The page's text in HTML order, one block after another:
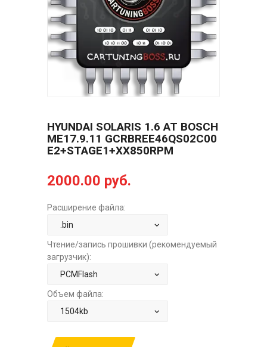
HYUNDAI SOLARIS 1.6 AT BOSCH
ME17.9.11 GCRBREE46QS02C00
E2+STAGE1+XX850RPM
2000.00 руб.
Расширение файла:
Чтение/запись прошивки (рекомендуемый
загрузчик):
Объем файла: